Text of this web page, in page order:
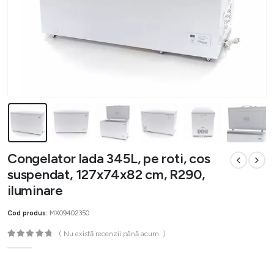
Congelator lada 345L, pe roti, cos
suspendat, 127x74x82 cm, R290,
iluminare
Cod produs: MX09402350
( Nu există recenzii până acum. )